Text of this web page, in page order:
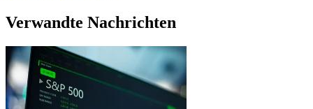
Verwandte Nachrichten